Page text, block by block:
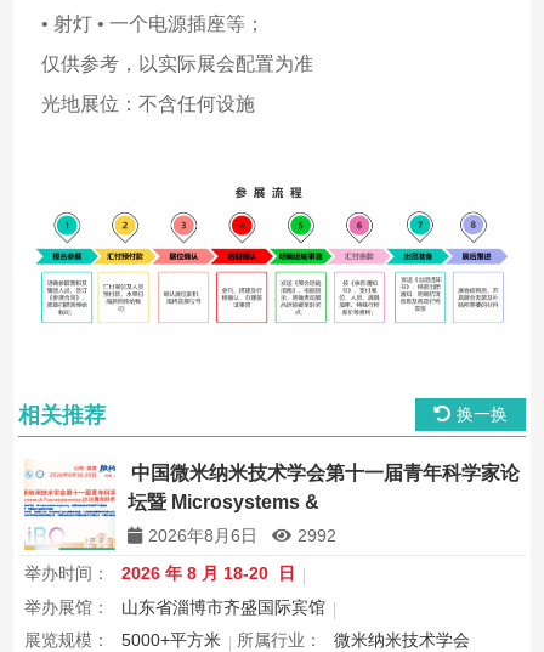
• 射灯 • 一个电源插座等；
仅供参考，以实际展会配置为准
光地展位：不含任何设施
相关推荐 换一换
中国微米纳米技术学会第十一届青年科学家论
坛暨 Microsystems &
Nanoengineering2026 青年科学家研讨会
2026年8月6日
2992
举办时间：
2026 年 8 月 18-20 日
举办展馆：
山东省淄博市齐盛国际宾馆
展览规模：
5000+平方米 所属行业： 微米纳米技术学会